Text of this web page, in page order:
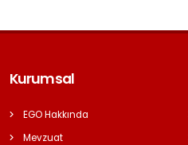
Kurumsal
EGO Hakkında
Mevzuat